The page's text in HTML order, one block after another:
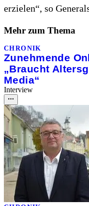
erzielen“, so
Mehr zum Thema
CHRONIK
Zunehmende
„Braucht
Media“
Interview